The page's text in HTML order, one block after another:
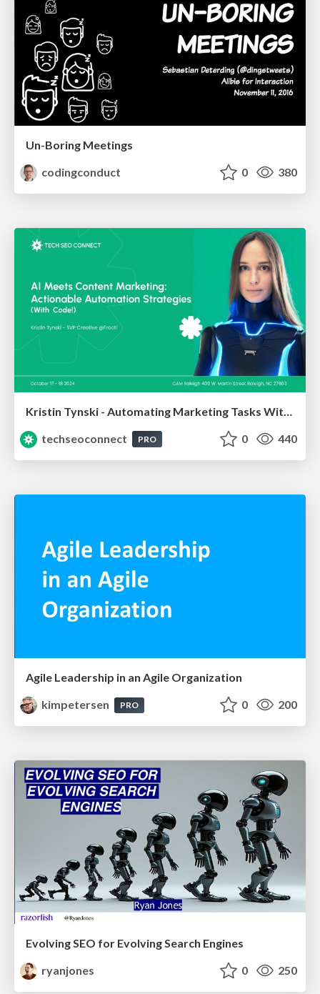
Un-Boring Meetings
codingconduct
0 380
techseoconnect
PRO 0 440
Agile Leadership in an Agile Organization
kimpetersen
PRO 0 200
Evolving SEO for Evolving Search Engines
ryanjones
0 250